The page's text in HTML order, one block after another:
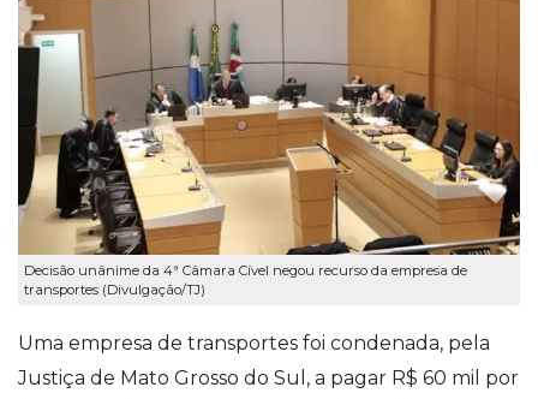
Decisão unânime da 4ª Câmara Cível negou recurso da empresa de
transportes (Divulgação/TJ)
Uma empresa de transportes foi condenada, pela
Justiça de Mato Grosso do Sul, a pagar R$ 60 mil por